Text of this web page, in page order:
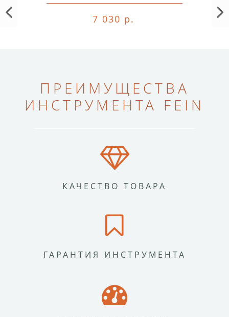
7 030 р.
ПРЕИМУЩЕСТВА
ИНСТРУМЕНТА FEIN
КАЧЕСТВО ТОВАРА
ГАРАНТИЯ ИНСТРУМЕНТА